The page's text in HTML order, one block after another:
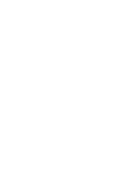
ト制作の
・パンフレットの
。